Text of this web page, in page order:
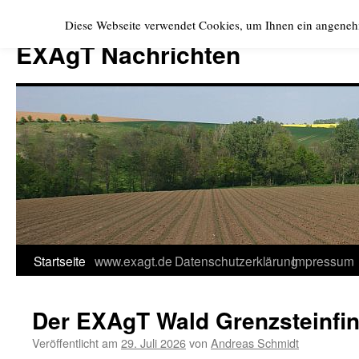
springen
EXAgT Nachrichten
Startseite www.exagt.de DatenschutzerklärungImpressum
Der EXAgT Wald
Veröffentlicht am 29. Juli 2026von Andreas Schmidt
Diese Webseite verwendet Cookies, um Ihnen ein